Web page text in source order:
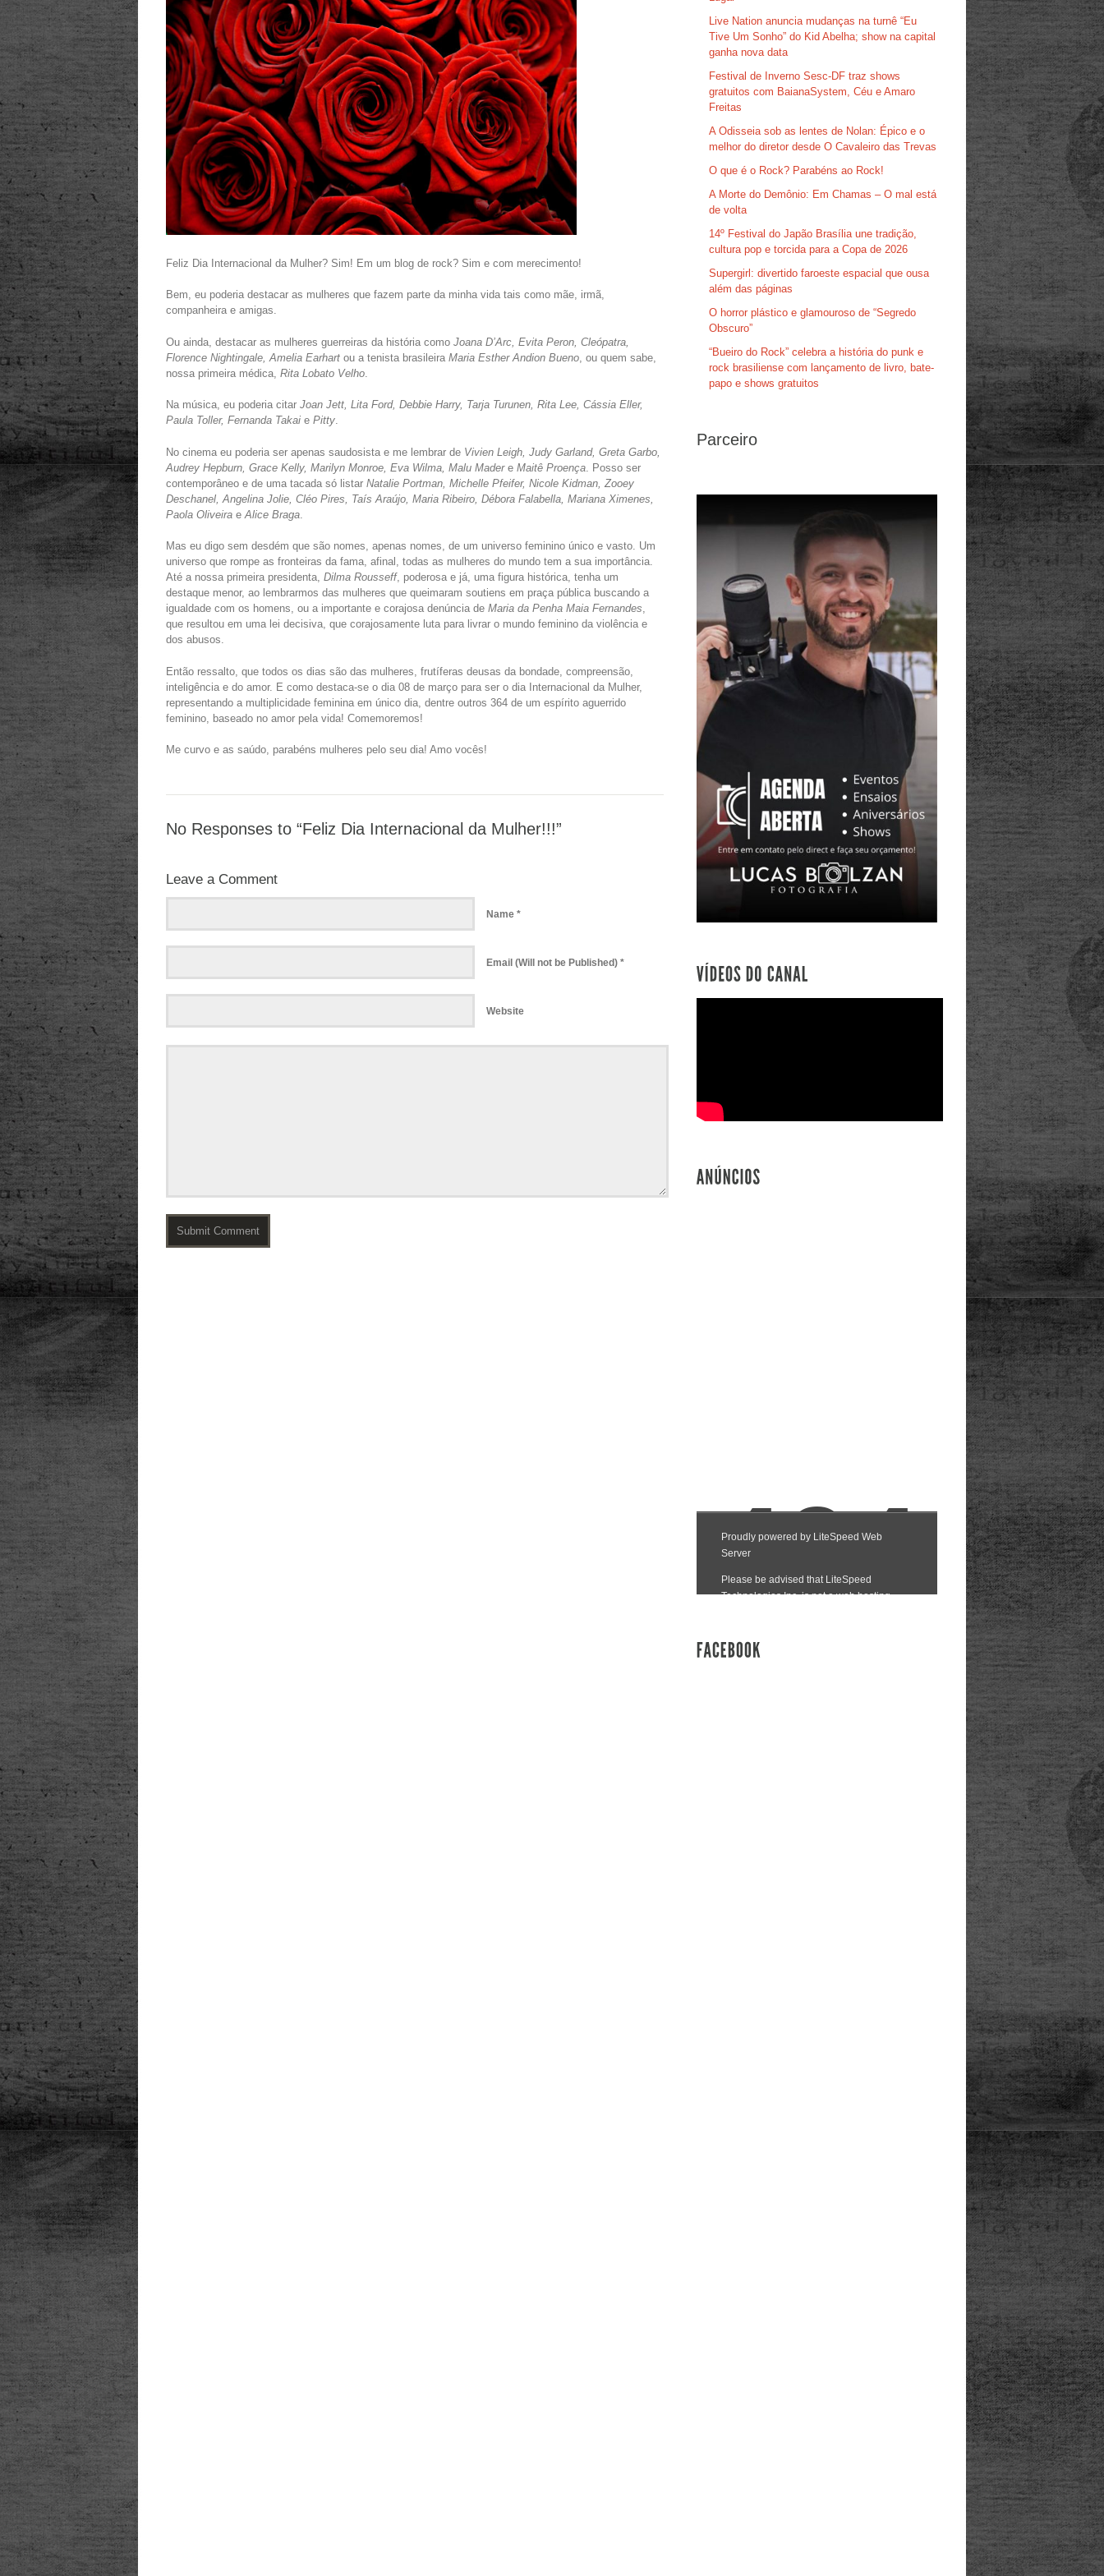
Feliz Dia Internacional da Mulher? Sim! Em um blog de rock? Sim e com merecimento!
Bem, eu poderia destacar as mulheres que fazem parte da minha vida tais como mãe, irmã,
companheira e amigas.
Ou ainda, destacar as mulheres guerreiras da história como Joana D’Arc, Evita Peron, Cleópatra,
Florence Nightingale, Amelia Earhart ou a tenista brasileira Maria Esther Andion Bueno , ou quem sabe,
nossa primeira médica, Rita Lobato Velho
Na música, eu poderia citar Joan Jett, Lita Ford, Debbie Harry, Tarja Turunen, Rita Lee, Cássia Eller,
Paula Toller, Fernanda Takai e Pitty.
No cinema eu poderia ser apenas saudosista e me lembrar de Vivien Leigh, Judy Garland, Greta Garbo,
Audrey Hepburn, Grace Kelly, Marilyn Monroe, Eva Wilma, Malu Mader e Maitê Proença . Posso ser
contemporâneo e de uma tacada só listar Natalie Portman, Michelle Pfeifer, Nicole Kidman, Zooey
Deschanel, Angelina Jolie, Cléo Pires, Taís Araújo, Maria Ribeiro, Débora Falabella, Mariana Ximenes,
Paola Oliveira e Alice Braga
Mas eu digo sem desdém que são nomes, apenas nomes, de um universo feminino único e vasto. Um
universo que rompe as fronteiras da fama, afinal, todas as mulheres do mundo tem a sua importância.
Até a nossa primeira presidenta, Dilma Rousseff, poderosa e já, uma figura histórica, tenha um
destaque menor, ao lembrarmos das mulheres que queimaram soutiens em praça pública buscando a
igualdade com os homens, ou a importante e corajosa denúncia de Maria da Penha Maia Fernandes,
que resultou em uma lei decisiva, que corajosamente luta para livrar o mundo feminino da violência e
dos abusos.
Então ressalto, que todos os dias são das mulheres, frutíferas deusas da bondade, compreensão,
inteligência e do amor. E como destaca-se o dia 08 de março para ser o dia Internacional da Mulher,
representando a multiplicidade feminina em único dia, dentre outros 364 de um espírito aguerrido
feminino, baseado no amor pela vida! Comemoremos!
Me curvo e as saúdo, parabéns mulheres pelo seu dia! Amo vocês!
No Responses to “Feliz Dia Internacional da Mulher!!!”
Leave a Comment
Name *
Email (Will not be Published) *
Website
Live Nation anuncia mudanças na turnê “Eu
Tive Um Sonho” do Kid Abelha; show na capital
ganha nova data
Festival de Inverno Sesc-DF traz shows
gratuitos com BaianaSystem, Céu e Amaro
Freitas
A Odisseia sob as lentes de Nolan: Épico e o
melhor do diretor desde O Cavaleiro das Trevas
O que é o Rock? Parabéns ao Rock!
A Morte do Demônio: Em Chamas – O mal está
de volta
14º Festival do Japão Brasília une tradição,
cultura pop e torcida para a Copa de 2026
Supergirl: divertido faroeste espacial que ousa
além das páginas
O horror plástico e glamouroso de “Segredo
Obscuro”
“Bueiro do Rock” celebra a história do punk e
rock brasiliense com lançamento de livro, bate-
papo e shows gratuitos
Parceiro